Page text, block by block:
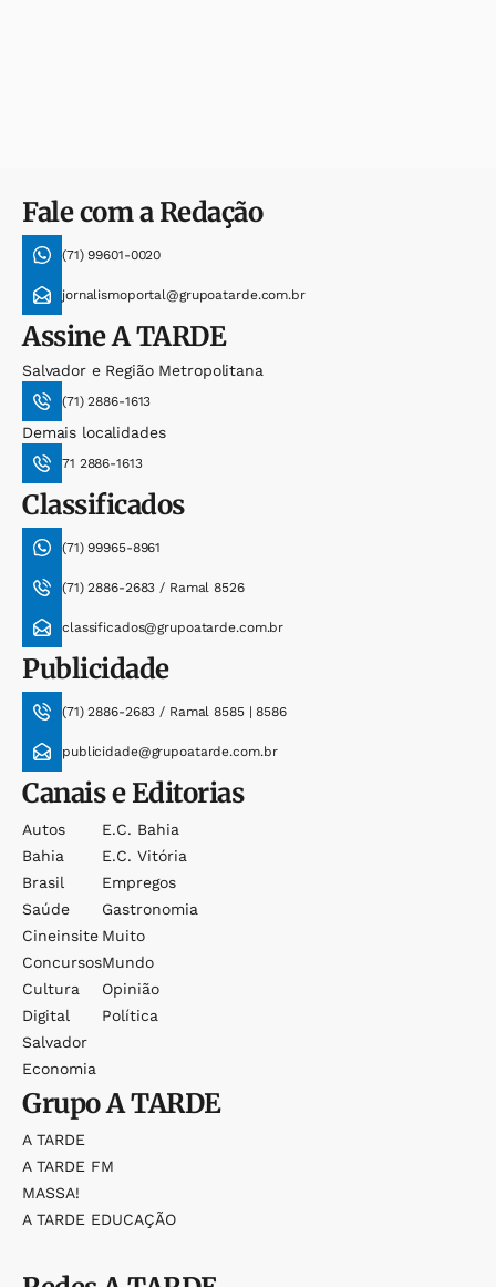
Fale com a Redação
(71) 99601-0020
jornalismoportal@grupoatarde.com.br
AssineA TARDE
Salvador e Região Metropolitana
(71) 2886-1613
Demais localidades
71 2886-1613
Classificados
(71) 99965-8961
(71) 2886-2683 / Ramal 8526
classificados@grupoatarde.com.br
Publicidade
(71) 2886-2683 / Ramal 8585 | 8586
publicidade@grupoatarde.com.br
Canais e Editorias
Autos
Bahia
Brasil
Saúde
Cineinsite
Concursos
Cultura
Digital
Salvador
Economia
E.c. Bahia
E.c. Vitória
Empregos
Gastronomia
Muito
Mundo
Opinião
Política
GrupoA TARDE
A TARDE
A TARDE FM
MASSA!
A TARDE EDUCAÇÃO